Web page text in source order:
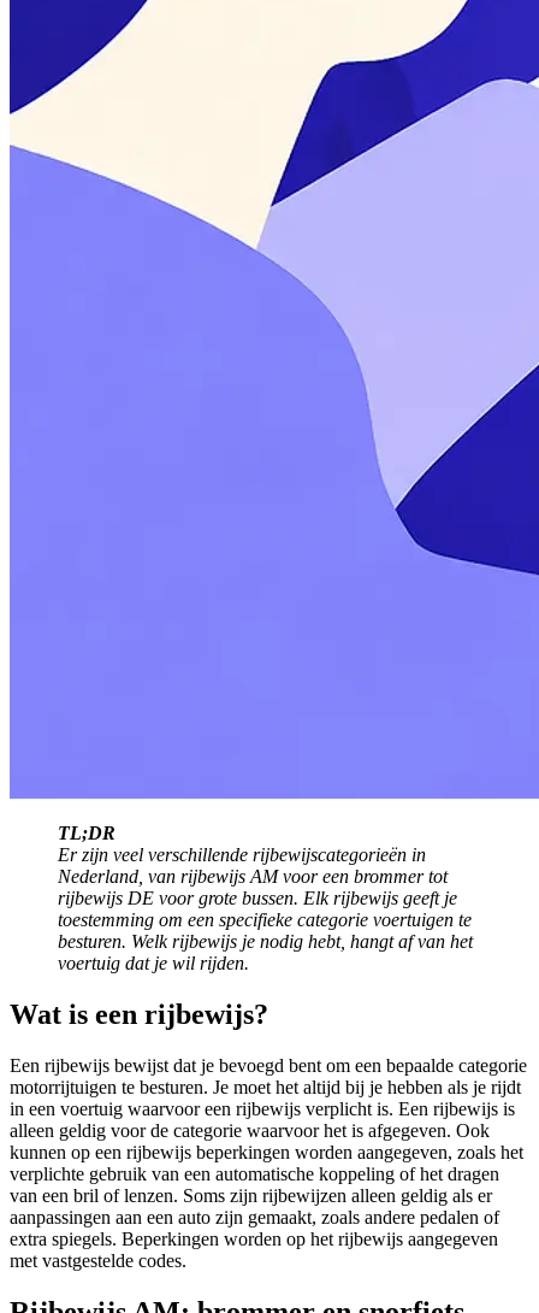
TL;DR
Er zijn veel verschillende rijbewijscategorieën in
Nederland, van rijbewijs AM voor een brommer tot
rijbewijs DE voor grote bussen. Elk rijbewijs geeft je
toestemming om een specifieke categorie voertuigen te
besturen. Welk rijbewijs je nodig hebt, hangt af van het
voertuig dat je wil rijden.
Wat is een rijbewijs?
Een rijbewijs bewijst dat je bevoegd bent om een bepaalde categorie
motorrijtuigen te besturen. Je moet het altijd bij je hebben als je rijdt
in een voertuig waarvoor een rijbewijs verplicht is. Een rijbewijs is
alleen geldig voor de categorie waarvoor het is afgegeven. Ook
kunnen op een rijbewijs beperkingen worden aangegeven, zoals het
verplichte gebruik van een automatische koppeling of het dragen
van een bril of lenzen. Soms zijn rijbewijzen alleen geldig als er
aanpassingen aan een auto zijn gemaakt, zoals andere pedalen of
extra spiegels. Beperkingen worden op het rijbewijs aangegeven
met vastgestelde codes.